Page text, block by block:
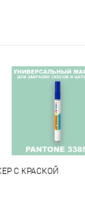
С КРАСКОЙ